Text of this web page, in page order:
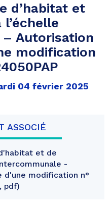
d’habitat et
Autorisation
modification
04 février 2025
ASSOCIÉ
et de
-
d'une modification n°
, pdf